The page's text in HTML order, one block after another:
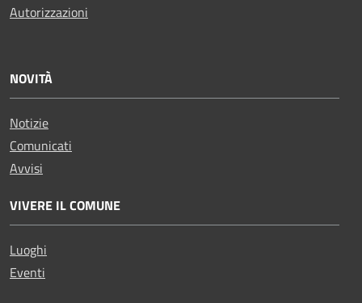
Autorizzazioni
NOVITÀ
Notizie
Comunicati
Avvisi
VIVERE IL COMUNE
Luoghi
Eventi